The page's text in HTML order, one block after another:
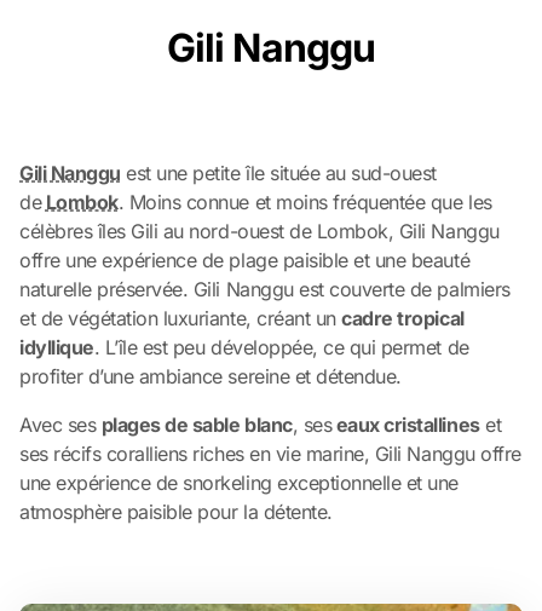
Gili Nanggu
Gili Nanggu est une petite île située au sud-ouest
de Lombok. Moins connue et moins fréquentée que les
célèbres îles Gili au nord-ouest de Lombok, Gili Nanggu
offre une expérience de plage paisible et une beauté
naturelle préservée. Gili Nanggu est couverte de palmiers
et de végétation luxuriante, créant uncadre tropical
idyllique. L’île est peu développée, ce qui permet de
profiter d’une ambiance sereine et détendue.
Avec ses plages de sable blanc, seseaux cristallineset
ses récifs coralliens riches en vie marine, Gili Nanggu offre
une expérience de snorkeling exceptionnelle et une
atmosphère paisible pour la détente.